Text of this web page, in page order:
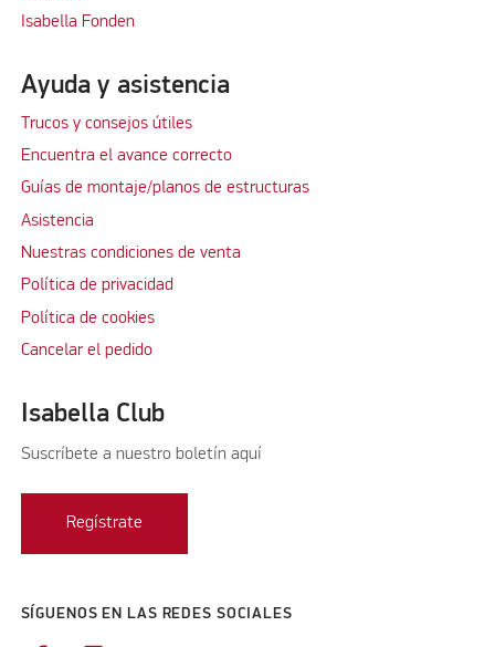
Isabella Fonden
Ayuda y asistencia
Trucos y consejos útiles
Encuentra el avance correcto
Guías de montaje/planos de estructuras
Asistencia
Nuestras condiciones de venta
Política de privacidad
Política de cookies
Cancelar el pedido
Isabella Club
Suscríbete a nuestro boletín aquí
Regístrate
SÍGUENOS EN LAS REDES SOCIALES